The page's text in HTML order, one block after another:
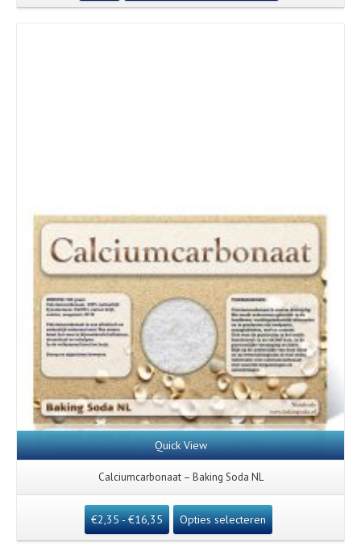
Quick View
Calciumcarbonaat – Baking Soda NL
€2,35- €16,35 Opties selecteren